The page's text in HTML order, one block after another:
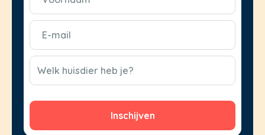
(Vereist)
E-
mail
(Vereist)
CAPTCHA
Welk huisdier heb je?